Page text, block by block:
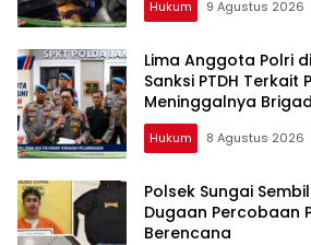
Hukum 9 Agustus 2026
Lima Anggota Polri
Sanksi PTDH Terkait
Meninggalnya
Hukum 8 Agustus 2026
Polsek Sungai
Dugaan Percobaan
Berencana